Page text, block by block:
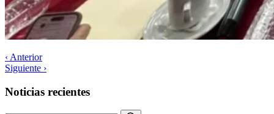
‹ Anterior
Siguiente ›
Noticias recientes